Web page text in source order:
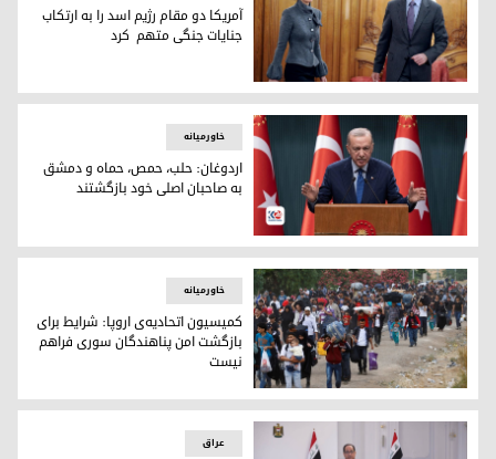
بشار اسد، رئیس جمهور فراری سوریە و همسرش
آمریکا دو مقام رژیم اسد را به ارتکاب
جنایات جنگی متهم کرد
رجب طیب اردوغان، رئیس جمهوری سوریە
خاورمیانه
اردوغان: حلب، حمص، حماه و دمشق
به صاحبان اصلی خود بازگشتند
حدود یک میلیون سوری از دست رژیم اسد به اروپا پناه برده‌اند
خاورمیانه
کمیسیون اتحادیه‌ی اروپا: شرایط برای
بازگشت امن پناهندگان سوری فراهم
نیست
عراق